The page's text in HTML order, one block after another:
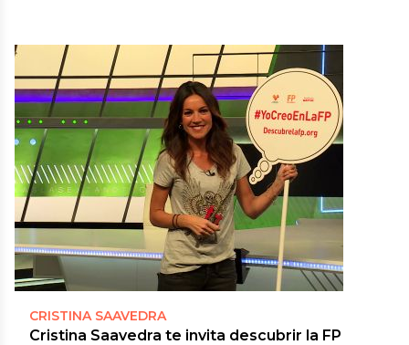
CRISTINA SAAVEDRA
Cristina Saavedra te invita descubrir la FP